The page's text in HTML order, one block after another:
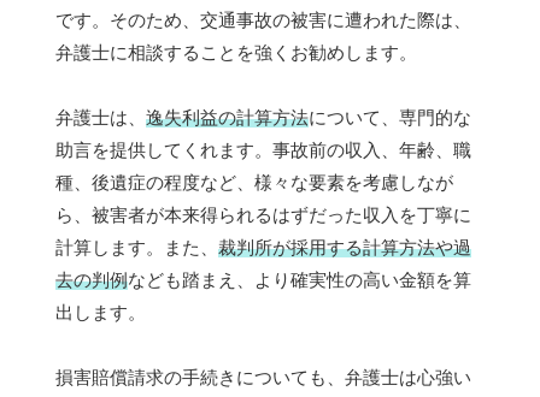
です。そのため、交通事故の被害に遭われた際は、
弁護士に相談することを強くお勧めします。
弁護士は、 逸失利益の計算方法について、専門的な
助言を提供してくれます。事故前の収入、年齢、職
種、後遺症の程度など、様々な要素を考慮しなが
ら、被害者が本来得られるはずだった収入を丁寧に
計算します。また、 裁判所が採用する計算方法や過
去の判例なども踏まえ、より確実性の高い金額を算
出します。
損害賠償請求の手続きについても、弁護士は心強い